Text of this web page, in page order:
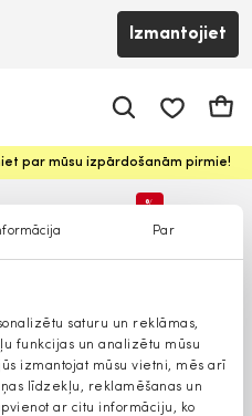
Par
saturu un reklāmas,
funkcijas un analizētu mūsu
izmantojat mūsu vietni, mēs arī
līdzekļu, reklamēšanas un
ar citu informāciju, ko
Izmantojiet
par mūsu izpārdošanām pirmie!
%
Lielāki izmēri